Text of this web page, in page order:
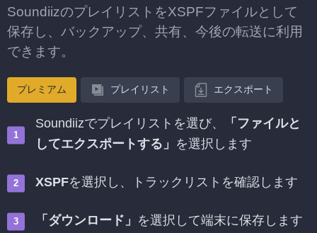
SoundiizのプレイリストをXSPFファイルとして
保存し、バックアップ、共有、今後の転送に利用
できます。
プレミアム プレイリスト エクスポート
Soundiizでプレイリストを選び、
「ファイルと
してエクスポートする」 を選択します
XSPFを選択し、トラックリストを確認します
「ダウンロード」 を選択して端末に保存します